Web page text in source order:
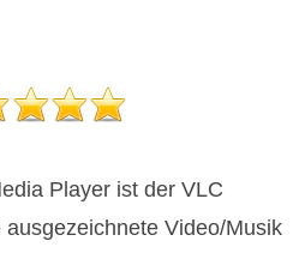
Player ist der VLC
Video/Musik